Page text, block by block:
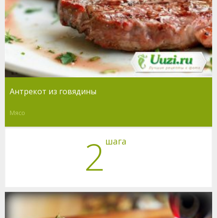
Антрекот из говядины
Мясо
2 шага